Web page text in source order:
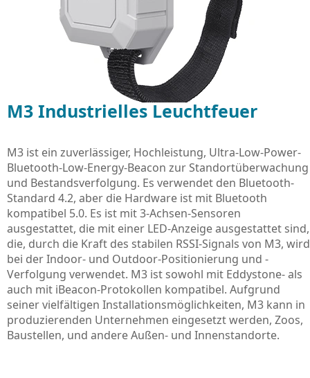
M3 Industrielles Leuchtfeuer
M3 ist ein zuverlässiger, Hochleistung, Ultra-Low-Power-
Bluetooth-Low-Energy-Beacon zur Standortüberwachung
und Bestandsverfolgung. Es verwendet den Bluetooth-
Standard 4.2, aber die Hardware ist mit Bluetooth
kompatibel 5.0. Es ist mit 3-Achsen-Sensoren
ausgestattet, die mit einer LED-Anzeige ausgestattet sind,
die, durch die Kraft des stabilen RSSI-Signals von M3, wird
bei der Indoor- und Outdoor-Positionierung und -
Verfolgung verwendet. M3 ist sowohl mit Eddystone- als
auch mit iBeacon-Protokollen kompatibel. Aufgrund
seiner vielfältigen Installationsmöglichkeiten, M3 kann in
produzierenden Unternehmen eingesetzt werden, Zoos,
Baustellen, und andere Außen- und Innenstandorte.